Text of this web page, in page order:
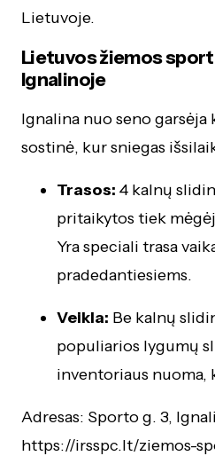
Lietuvoje.
Lietuvos žiemos
Ignalinoje
Ignalina nuo seno
sostinė, kur sniegas
Trasos: 4 kalnų
pritaikytos tiek
Yra speciali trasa
pradedantiesiems.
Veikla: Be kalnų
populiarios lygumų
inventoriaus nuoma,
Adresas: Sporto g. 3,
https://irsspc.lt/ziemos-